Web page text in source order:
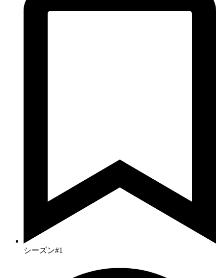
シーズン#1